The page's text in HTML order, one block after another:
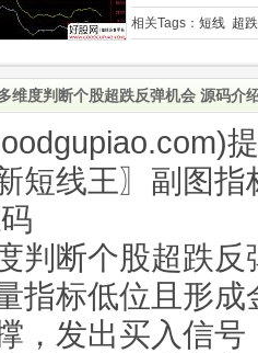
相关Tags： 短线 超
维度判断个股超跌反弹机会 源码介
短线王〗副图
判断个股超跌
指标低位且形
，发出买入信